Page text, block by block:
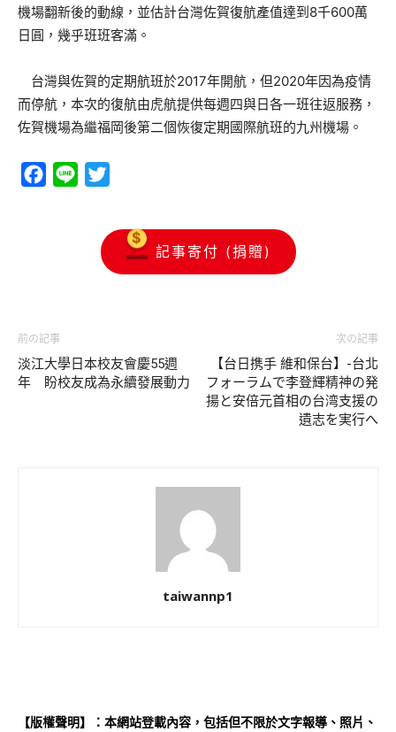
機場翻新後的動線，並估計台灣佐賀復航產值達到8千600萬
日圓，幾乎班班客滿。
台灣與佐賀的定期航班於2017年開航，但2020年因為疫情
而停航，本次的復航由虎航提供每週四與日各一班往返服務，
佐賀機場為繼福岡後第二個恢復定期國際航班的九州機場。
Facebook
Line
記事寄付 (捐贈)
前の記事
淡江大學日本校友會慶55週
年 盼校友成為永續發展動力
次の記事
【台日携手 維和保台】-台北
フォーラムで李登輝精神の発
揚と安倍元首相の台湾支援の
遺志を実行へ
taiwannp1
【版權聲明】：本網站登載內容，包括但不限於文字報導、照片、